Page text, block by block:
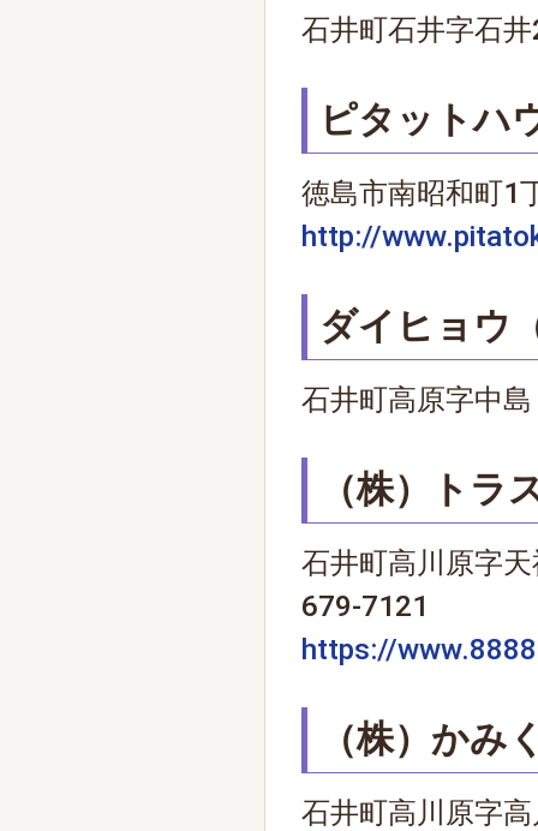
石井町石井字石
ピタットハ
徳島市南昭和町
http://
ダイヒョウ
石井町高原字中
（株）トラ
石井町高川原字
679-7121
https://
（株）かみ
石井町高川原字